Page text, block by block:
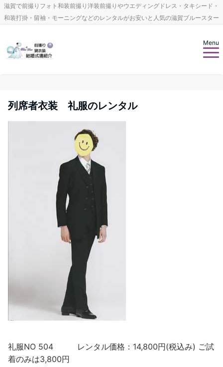
滋賀で前撮りフォト和装前撮り洋装前撮りやウエディングドレス・タキシード・
和装打掛・留袖・モーニングなどのレンタルがお安いと人気の滋賀ブルースター
Menu
列席者衣装 礼服のレンタル
礼服NO 504 レンタル価格：14,800円(税込み) ご試
着のみは3,800円